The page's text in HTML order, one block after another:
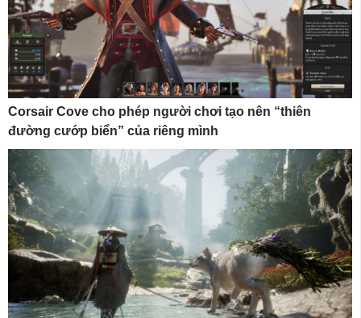
Corsair Cove cho phép người chơi tạo nên “thiên
đường cướp biển” của riêng mình